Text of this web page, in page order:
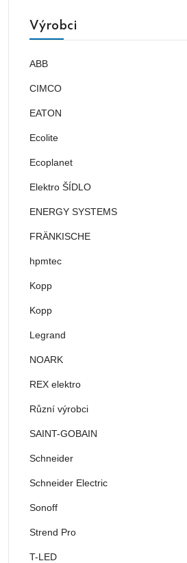
Výrobci
ABB
CIMCO
EATON
Ecolite
Ecoplanet
Elektro ŠÍDLO
ENERGY SYSTEMS
FRÄNKISCHE
hpmtec
Kopp
Kopp
Legrand
NOARK
REX elektro
Různí výrobci
SAINT-GOBAIN
Schneider
Schneider Electric
Sonoff
Strend Pro
T-LED